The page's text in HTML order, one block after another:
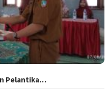
Pelantika…